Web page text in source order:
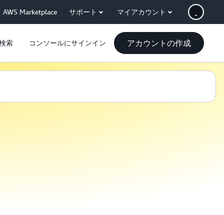
AWS Marketplace サポート マイアカウント
索 コンソールにサインイン アカウントの作成